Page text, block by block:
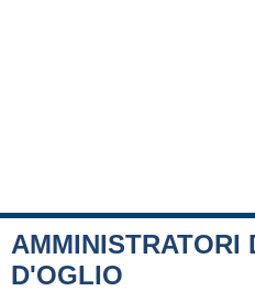
AMMINISTRATORI
D'OGLIO